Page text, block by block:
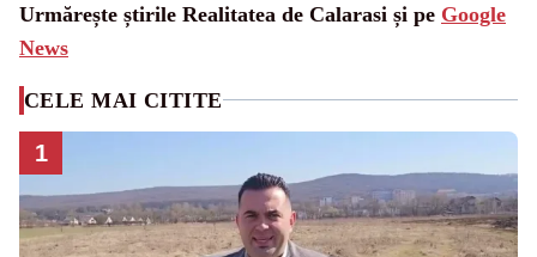
Urmărește știrile Realitatea de Calarasi și pe Google
News
CELE MAI CITITE
1